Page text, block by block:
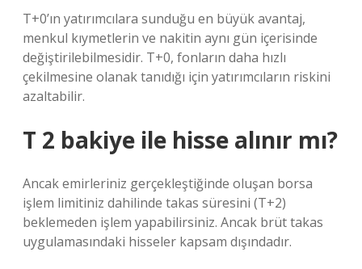
T+0’ın yatırımcılara sunduğu en büyük avantaj,
menkul kıymetlerin ve nakitin aynı gün içerisinde
değiştirilebilmesidir. T+0, fonların daha hızlı
çekilmesine olanak tanıdığı için yatırımcıların riskini
azaltabilir.
T 2 bakiye ile hisse alınır mı?
Ancak emirleriniz gerçekleştiğinde oluşan borsa
işlem limitiniz dahilinde takas süresini (T+2)
beklemeden işlem yapabilirsiniz. Ancak brüt takas
uygulamasındaki hisseler kapsam dışındadır.